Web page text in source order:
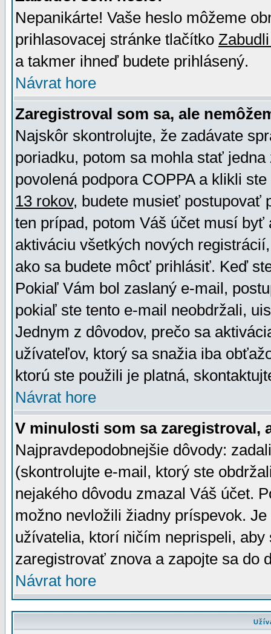
Nepanikárte! Vaše heslo môžeme
prihlasovacej stránke tlačítko
a takmer ihneď budete prihlásený.
Návrat hore
Zaregistroval som sa, ale
Najskôr skontrolujte, že zadávate
poriadku, potom sa mohla stať
povolená podpora COPPA a klikli
13 rokov, budete musieť postupovať
ten prípad, potom Váš účet musí
aktiváciu všetkých nových
ako sa budete môcť prihlásiť. Keď
Pokiaľ Vám bol zaslaný e-mail,
pokiaľ ste tento e-mail neobdržali,
Jednym z dôvodov, prečo sa
užívateľov, ktorý sa snažia iba
ktorú ste použili je platná,
Návrat hore
V minulosti som sa zaregistroval,
Najpravdepodobnejšie dôvody:
(skontrolujte e-mail, ktorý ste
nejakého dôvodu zmazal Váš účet.
možno nevložili žiadny príspevok.
užívatelia, ktorí ničím neprispeli,
zaregistrovať znova a zapojte sa do
Návrat hore